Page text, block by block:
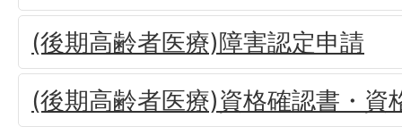
(後期高齢者医療)障害認定申請
(後期高齢者医療)資格確認書・資